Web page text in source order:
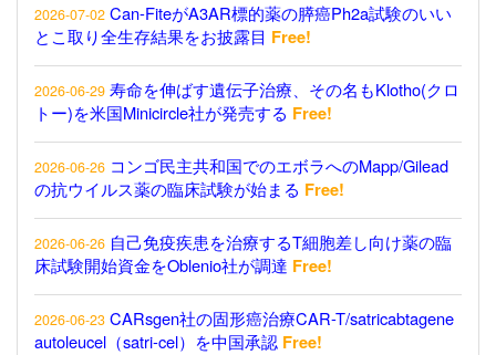
2026-07-02 Can-FiteがA3AR標的薬の膵癌Ph2a試験のいい
とこ取り全生存結果をお披露目 Free!
2026-06-29 寿命を伸ばす遺伝子治療、その名もKlotho(クロ
トー)を米国Minicircle社が発売する Free!
2026-06-26 コンゴ民主共和国でのエボラへのMapp/Gilead
の抗ウイルス薬の臨床試験が始まる Free!
2026-06-26 自己免疫疾患を治療するT細胞差し向け薬の臨
床試験開始資金をOblenio社が調達 Free!
2026-06-23 CARsgen社の固形癌治療CAR-T/satricabtagene
autoleucel（satri-cel）を中国承認 Free!